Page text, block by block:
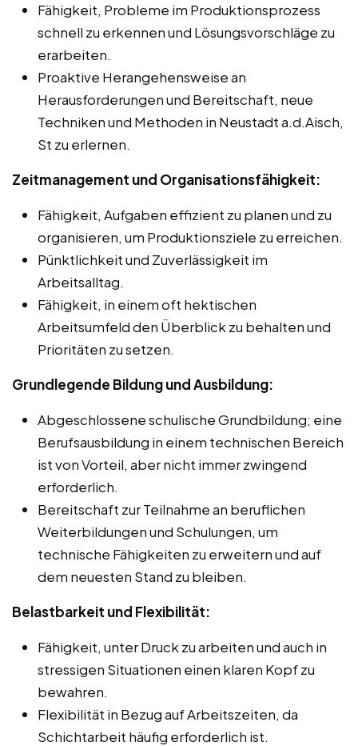
Fähigkeit, Probleme im Produktionsprozess
schnell zu erkennen und Lösungsvorschläge zu
erarbeiten.
Proaktive Herangehensweise an
Herausforderungen und Bereitschaft, neue
Techniken und Methoden in Neustadt a.d.Aisch,
St zu erlernen.
Zeitmanagement und Organisationsfähigkeit:
Fähigkeit, Aufgaben effizient zu planen und zu
organisieren, um Produktionsziele zu erreichen.
Pünktlichkeit und Zuverlässigkeit im
Arbeitsalltag.
Fähigkeit, in einem oft hektischen
Arbeitsumfeld den Überblick zu behalten und
Prioritäten zu setzen.
Grundlegende Bildung und Ausbildung:
Abgeschlossene schulische Grundbildung; eine
Berufsausbildung in einem technischen Bereich
ist von Vorteil, aber nicht immer zwingend
erforderlich.
Bereitschaft zur Teilnahme an beruflichen
Weiterbildungen und Schulungen, um
technische Fähigkeiten zu erweitern und auf
dem neuesten Stand zu bleiben.
Belastbarkeit und Flexibilität:
Fähigkeit, unter Druck zu arbeiten und auch in
stressigen Situationen einen klaren Kopf zu
bewahren.
Flexibilität in Bezug auf Arbeitszeiten, da
Schichtarbeit häufig erforderlich ist.